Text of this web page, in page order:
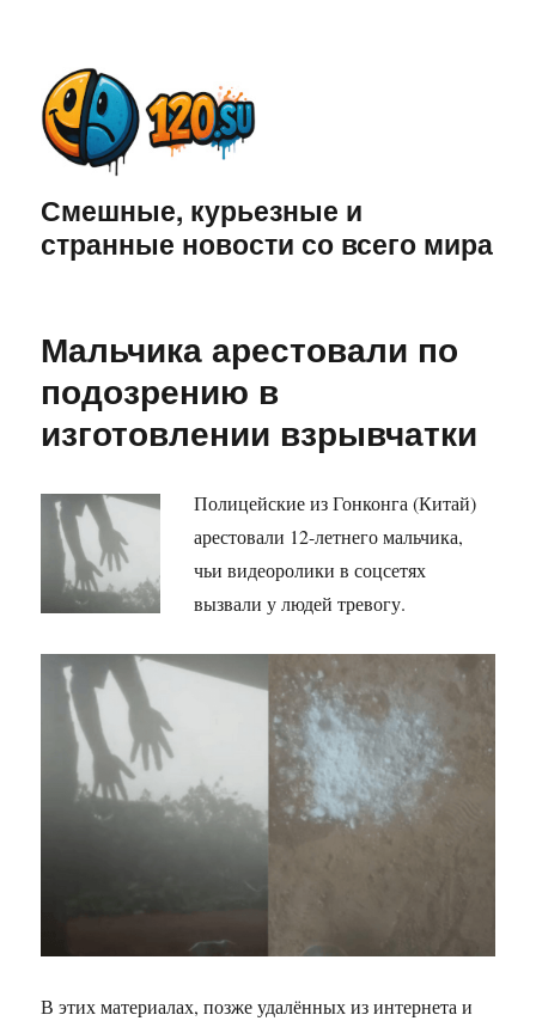
Смешные, курьезные и
странные новости со всего мира
Мальчика арестовали по
подозрению в
изготовлении взрывчатки
Полицейские из Гонконга (Китай)
арестовали 12-летнего мальчика,
чьи видеоролики в соцсетях
вызвали у людей тревогу.
В этих материалах, позже удалённых из интернета и